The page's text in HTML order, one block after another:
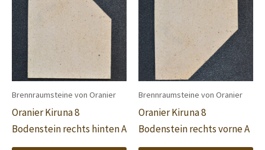
Brennraumsteine von Oranier
Oranier Kiruna 8
Bodenstein rechts hinten A
Brennraumsteine von Oranier
Oranier Kiruna 8
Bodenstein rechts vorne A